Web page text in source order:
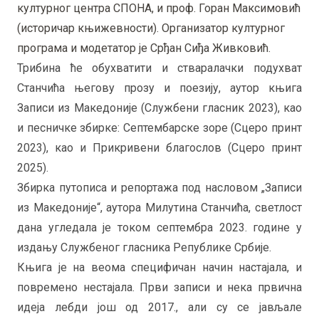
културног центра СПОНА, и проф. Горан Максимовић
(историчар књижевности). Организатор културног
програма и модетатор је Срђан Сиђа Живковић.
Трибина ће обухватити и стваралачки подухват
Станчића његову прозу и поезију, аутор књига
Записи из Македоније (Службени гласник 2023), као
и песничке збирке: Септембарске зоре (Сцеро принт
2023), као и Прикривени благослов (Сцеро принт
2025).
Збирка путописа и репортажа под насловом „Записи
из Македоније“, аутора Милутина Станчића, светлост
дана угледала је током септембра 2023. године у
издању Службеног гласника Републике Србије.
Књига је на веома специфичан начин настајала, и
повремено нестајала. Први записи и нека првична
идеја лебди још од 2017., али су се јављале